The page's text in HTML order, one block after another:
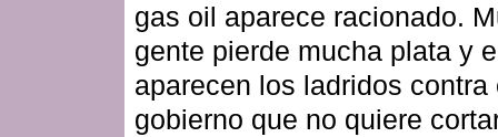
gas oil aparece racionado.
gente pierde mucha plata y
aparecen los ladridos contra
gobierno que no quiere